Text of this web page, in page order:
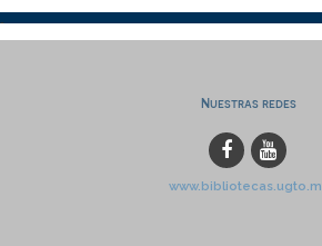
Nuestras redes